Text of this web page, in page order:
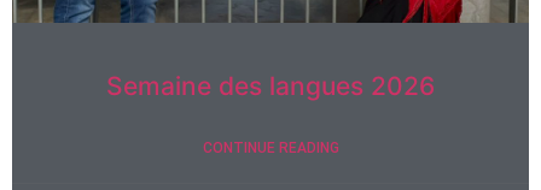
Semaine des langues 2026
CONTINUE READING